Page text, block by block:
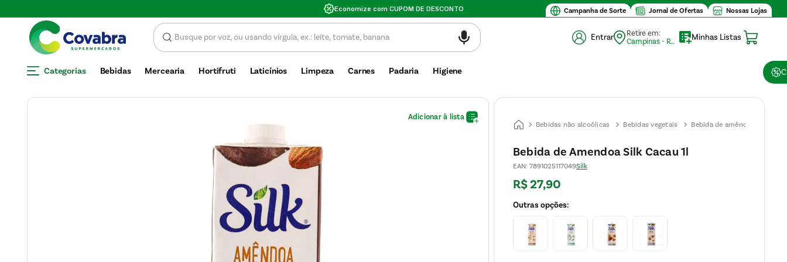
Campanha de Sorte Jornal de Ofertas Nossas Lojas
Valor mínimo de compra $30
Entrar
Retire em:
Campinas - Retirada (10)
Minhas Listas
Categorias Bebidas Mercearia Hortifruti Laticínios Limpeza Carnes Padaria Higiene
Bebidas não alcoólicas Bebidas vegetais Bebida de amêndoa
Bebida de Amendoa Silk Cacau 1l
EAN: 7891025117049Silk
R$27,90